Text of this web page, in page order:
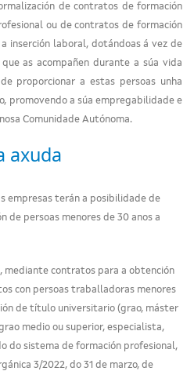
de contratos de formación
ou de contratos de formación
inserción laboral, dotándoas á vez de
as acompañen durante a súa vida
proporcionar a estas persoas unha
promovendo a súa empregabilidade e
Comunidade Autónoma.
axuda
empresas terán a posibilidade de
de persoas menores de 30 anos a
mediante contratos para a obtención
con persoas traballadoras menores
de título universitario (grao, máster
medio ou superior, especialista,
do sistema de formación profesional,
3/2022, do 31 de marzo, de